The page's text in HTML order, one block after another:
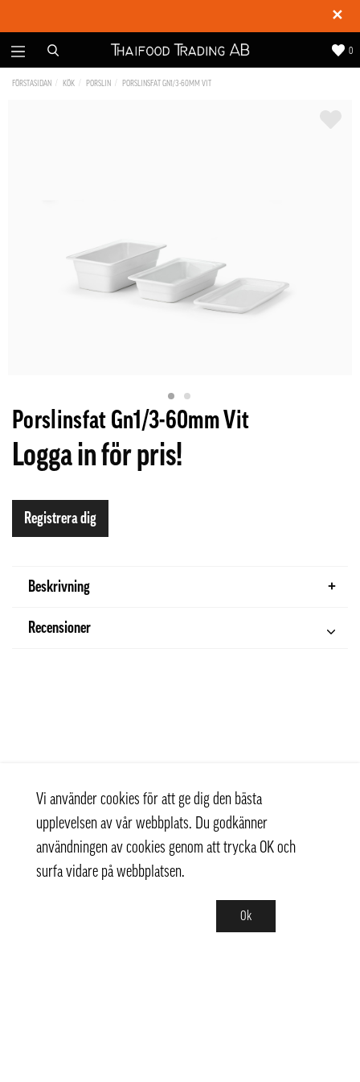
✕
0
FÖRSTASIDAN KÖK PORSLIN PORSLINSFAT GN1/3-60MM VIT
Porslinsfat Gn1/3-60mm Vit
Logga in för pris!
Registrera dig
Beskrivning
Recensioner
Vi använder cookies för att ge dig den bästa
upplevelsen av vår webbplats. Du godkänner
användningen av cookies genom att trycka OK och
surfa vidare på webbplatsen.
Ok